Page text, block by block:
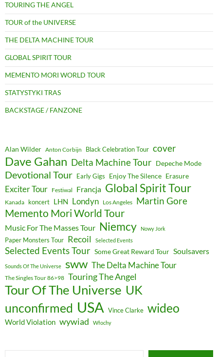
TOURING THE ANGEL
TOUR of the UNIVERSE
THE DELTA MACHINE TOUR
GLOBAL SPIRIT TOUR
MEMENTO MORI WORLD TOUR
STATYSTYKI TRAS
BACKSTAGE / FANZONE
Alan Wilder Anton Corbijn Black Celebration Tour cover
Dave Gahan Delta Machine Tour Depeche Mode
Devotional Tour Early Gigs Enjoy The Silence Erasure
Exciter Tour Festiwal Francja Global Spirit Tour
Kanada koncert LHN Londyn Los Angeles Martin Gore
Memento Mori World Tour
Music For The Masses Tour Niemcy Nowy Jork
Paper Monsters Tour Recoil Selected Events
Selected Events Tour Some Great Reward Tour Soulsavers
Sounds Of The Universe sww The Delta Machine Tour
The Singles Tour 86>98 Touring The Angel
Tour Of The Universe UK
unconfirmed USA Vince Clarke wideo
World Violation wywiad Włochy